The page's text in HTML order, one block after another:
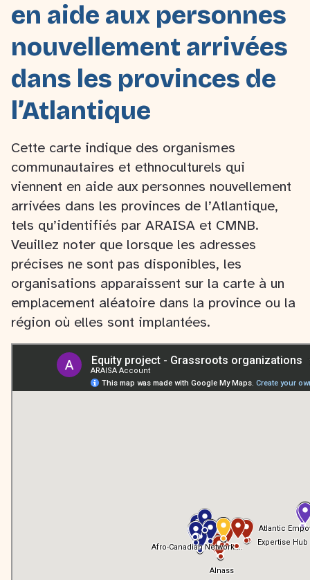
en aide aux personnes
nouvellement arrivées
dans les provinces de
l’Atlantique
Cette carte indique des organismes
communautaires et ethnoculturels qui
viennent en aide aux personnes nouvellement
arrivées dans les provinces de l’Atlantique,
tels qu’identifiés par ARAISA et CMNB.
Veuillez noter que lorsque les adresses
précises ne sont pas disponibles, les
organisations apparaissent sur la carte à un
emplacement aléatoire dans la province ou la
région où elles sont implantées.